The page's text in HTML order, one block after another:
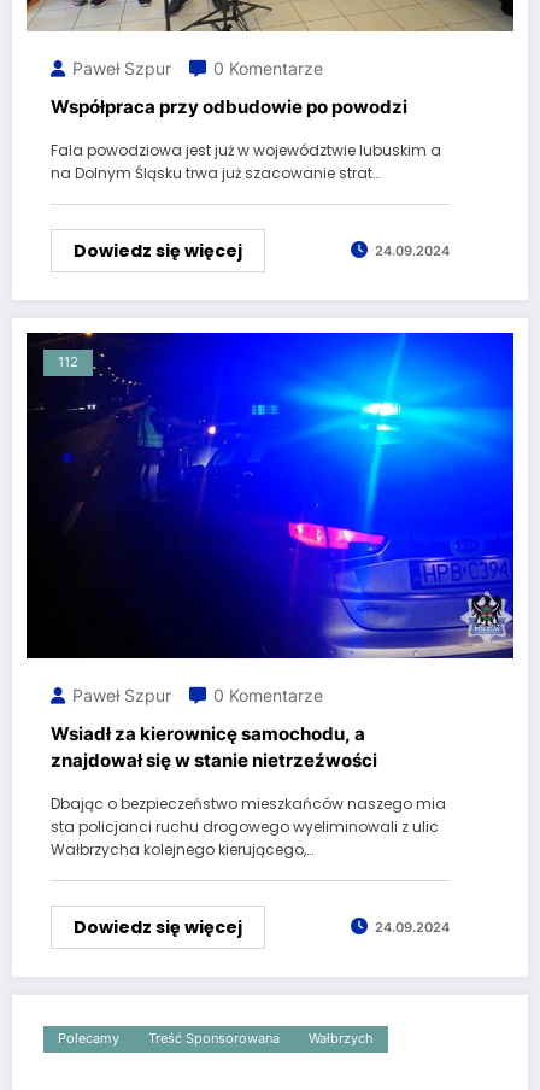
Paweł Szpur 0 Komentarze
Współpraca przy odbudowie po powodzi
Fala powodziowa jest już w województwie lubuskim a
na Dolnym Śląsku trwa już szacowanie strat…
Dowiedz się więcej 24.09.2024
112
Paweł Szpur 0 Komentarze
Wsiadł za kierownicę samochodu, a
znajdował się w stanie nietrzeźwości
Dbając o bezpieczeństwo mieszkańców naszego mia
sta policjanci ruchu drogowego wyeliminowali z ulic
Wałbrzycha kolejnego kierującego,…
Dowiedz się więcej 24.09.2024
Polecamy Treść Sponsorowana Wałbrzych